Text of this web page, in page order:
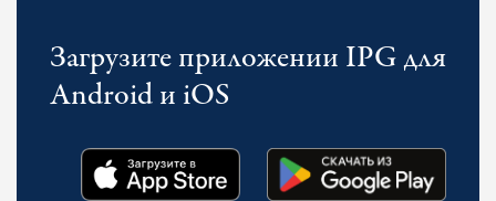
Загрузите приложении IPG для
Android и iOS